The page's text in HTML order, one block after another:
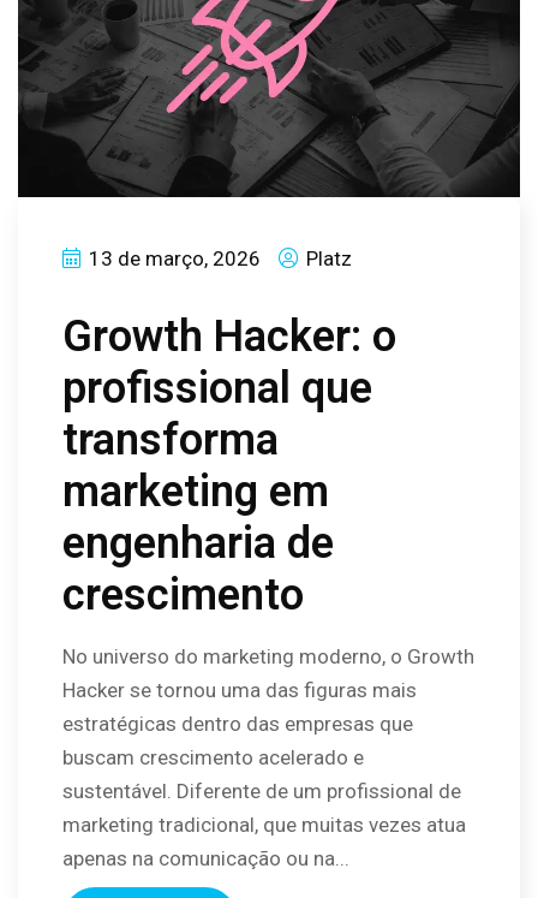
13 de março, 2026 Platz
Growth Hacker: o
profissional que
transforma
marketing em
engenharia de
crescimento
No universo do marketing moderno, o Growth
Hacker se tornou uma das figuras mais
estratégicas dentro das empresas que
buscam crescimento acelerado e
sustentável. Diferente de um profissional de
marketing tradicional, que muitas vezes atua
apenas na comunicação ou na...